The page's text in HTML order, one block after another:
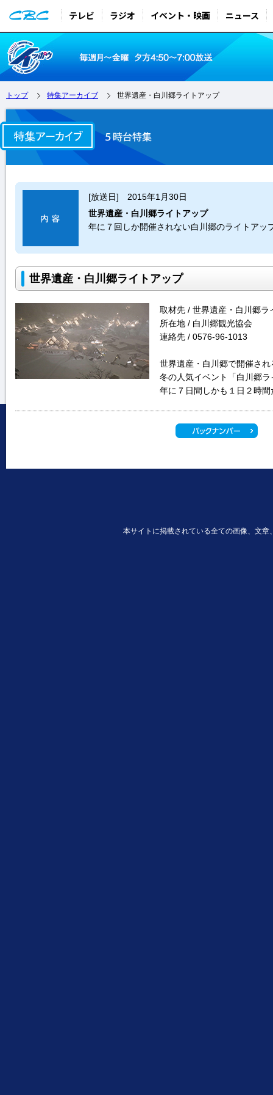
テレビ ラジオ イベント・映画 ニュース
トップ 特集アーカイブ 世界遺産・白川郷ライトアップ
[放送日] 2015年1月30日
世界遺産・白川郷ライトアップ
年に７回しか開催されない白川郷のライトアッ
世界遺産・白川郷ライトアップ
取材先 / 世界遺産・白川郷ラ
所在地 / 白川郷観光協会
連絡先 / 0576-96-1013
世界遺産・白川郷で開催され
冬の人気イベント「白川郷
年に７日間しかも１日２時
本サイトに掲載されている全ての画像、文